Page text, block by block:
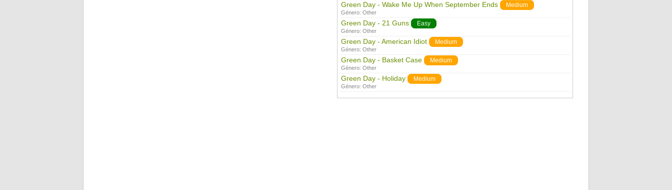
Green Day - Wake Me Up When September Ends Medium
Género: Other
Green Day - 21 Guns Easy
Género: Other
Green Day - American Idiot Medium
Género: Other
Green Day - Basket Case Medium
Género: Other
Green Day - Holiday Medium
Género: Other